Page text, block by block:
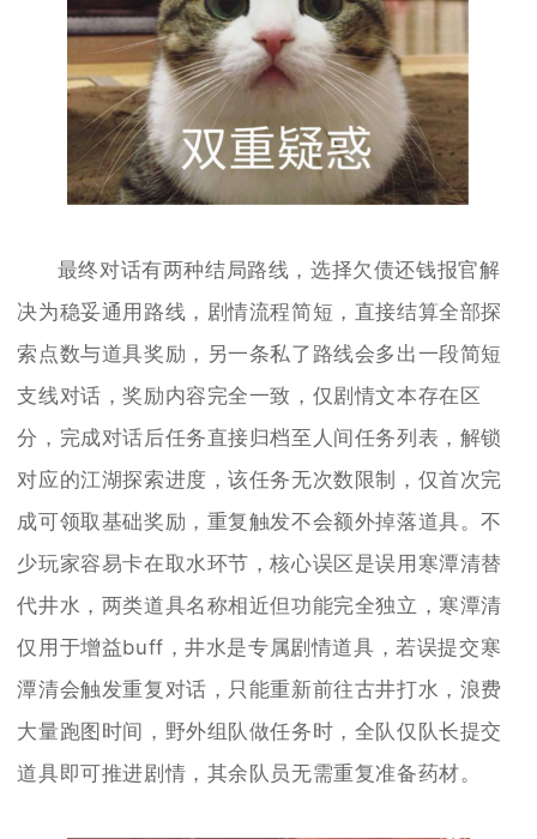
最终对话有两种结局路线，选择欠债还钱报官解
决为稳妥通用路线，剧情流程简短，直接结算全部探
索点数与道具奖励，另一条私了路线会多出一段简短
支线对话，奖励内容完全一致，仅剧情文本存在区
分，完成对话后任务直接归档至人间任务列表，解锁
对应的江湖探索进度，该任务无次数限制，仅首次完
成可领取基础奖励，重复触发不会额外掉落道具。不
少玩家容易卡在取水环节，核心误区是误用寒潭清替
代井水，两类道具名称相近但功能完全独立，寒潭清
仅用于增益buff，井水是专属剧情道具，若误提交寒
潭清会触发重复对话，只能重新前往古井打水，浪费
大量跑图时间，野外组队做任务时，全队仅队长提交
道具即可推进剧情，其余队员无需重复准备药材。